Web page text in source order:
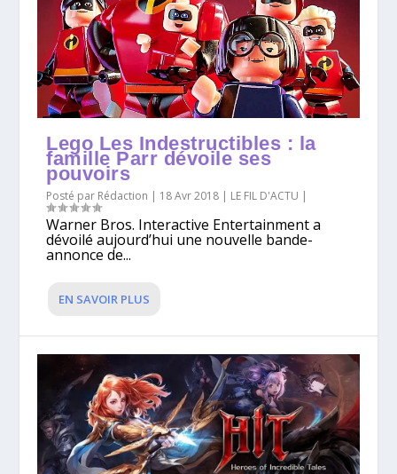
Lego Les Indestructibles : la
famille Parr dévoile ses
pouvoirs
Posté par Rédaction | 18 Avr 2018 | LE FIL D'ACTU |
Warner Bros. Interactive Entertainment a
dévoilé aujourd’hui une nouvelle bande-
annonce de...
EN SAVOIR PLUS